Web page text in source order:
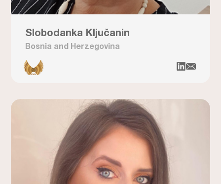
Slobodanka Ključanin
Bosnia and Herzegovina